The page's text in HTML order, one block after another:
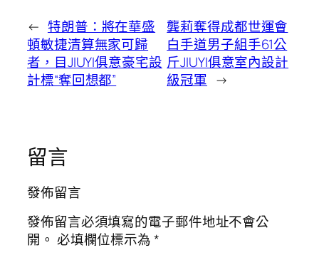
← 特朗普：將在華盛
頓敏捷清算無家可歸
者，目JIUYI俱意豪宅設
計標“奪回想都”
龔莉奪得成都世運會
白手道男子組手61公
斤JIUYI俱意室內設計
級冠軍 →
留言
發佈留言
發佈留言必須填寫的電子郵件地址不會公
開。 必填欄位標示為*